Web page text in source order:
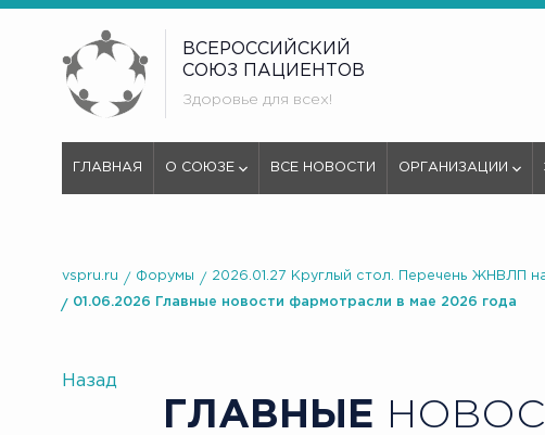
ВСЕРОССИЙСКИЙ
СОЮЗ ПАЦИЕНТОВ
Здоровье для всех!
ГЛАВНАЯ О СОЮЗЕ ВСЕ НОВОСТИ ОРГАНИЗАЦИИ
vspru.ru Форумы 2026.01.27 Круглый стол. Перечень ЖНВЛП
01.06.2026 Главные новости фармотрасли в мае 2026 года
Назад
ГЛАВНЫЕ